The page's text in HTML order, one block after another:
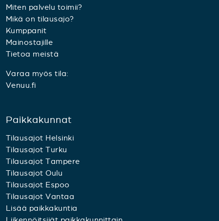
Miten palvelu toimii?
Mikä on tilausajo?
Kumppanit
Mainostajille
Tietoa meistä
Varaa myös tila:
Venuu.fi
Paikkakunnat
Tilausajot Helsinki
Tilausajot Turku
Tilausajot Tampere
Tilausajot Oulu
Tilausajot Espoo
Tilausajot Vantaa
Lisää paikkakuntia